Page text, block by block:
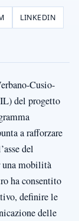
LINKEDIN
Cusio-
del progetto
a rafforzare
del
una mobilità
ha consentito
definire le
delle